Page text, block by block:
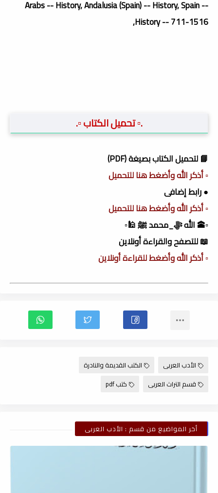
Arabs -- History, Andalusia (Spain) -- History, Spain --
History -- 711-1516,
.▫️ تحميل الكتاب ▫️.
📘 لتحميل الكتاب بصيغة (PDF)
▫️ أذكر الله وأضغط هنا للتحميل
● رابط إضافى
▫️ أذكر الله وأضغط هنا للتحميل
▫️🕋 الله ﷻ_محمد ﷺ 🕌▫️
📖 للتصفح والقراءة أونلاين
▫️ أذكر الله وأضغط للقراءة أونلاين
الأدب العربى
الكتب القديمة والنادرة
قسم التراث العربى
كتب pdf
أخر المواضيع من قسم : الأدب العربى